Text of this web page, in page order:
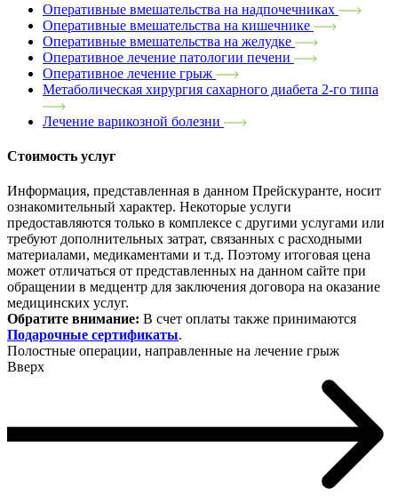
Оперативные вмешательства на надпочечниках
Оперативные вмешательства на кишечнике
Оперативные вмешательства на желудке
Оперативное лечение патологии печени
Оперативное лечение грыж
Метаболическая хирургия сахарного диабета 2-го типа
Лечение варикозной болезни
Стоимость услуг
Информация, представленная в данном Прейскуранте, носит
ознакомительный характер. Некоторые услуги
предоставляются только в комплексе с другими услугами или
требуют дополнительных затрат, связанных с расходными
материалами, медикаментами и т.д. Поэтому итоговая цена
может отличаться от представленных на данном сайте при
обращении в медцентр для заключения договора на оказание
медицинских услуг.
Обратите внимание: В счет оплаты также принимаются
Подарочные сертификаты.
Полостные операции, направленные на лечение грыж
Вверх